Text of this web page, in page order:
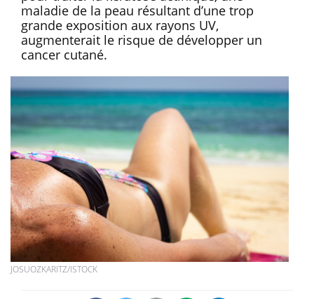
maladie de la peau résultant d’une trop
grande exposition aux rayons UV,
augmenterait le risque de développer un
cancer cutané.
JOSUOZKARITZ/ISTOCK